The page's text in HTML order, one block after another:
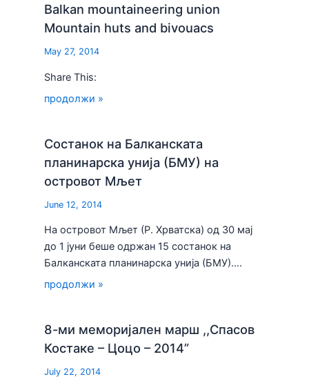
Balkan mountaineering union
Mountain huts and bivouacs
May 27, 2014
Share This:
продолжи »
Состанок на Балканската
планинарска унија (БМУ) на
островот Мљет
June 12, 2014
На островот Мљет (Р. Хрватска) од 30 мај
до 1 јуни беше одржан 15 состанок на
Балканската планинарска унија (БМУ).…
продолжи »
8-ми меморијален марш ,,Спасов
Костаке – Цоцо – 2014”
July 22, 2014